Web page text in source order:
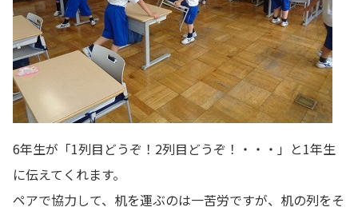
6年生が「1列目どうぞ！2列目どうぞ！・・・」と1年生
に伝えてくれます。
ペアで協力して、机を運ぶのは一苦労ですが、机の列をそ